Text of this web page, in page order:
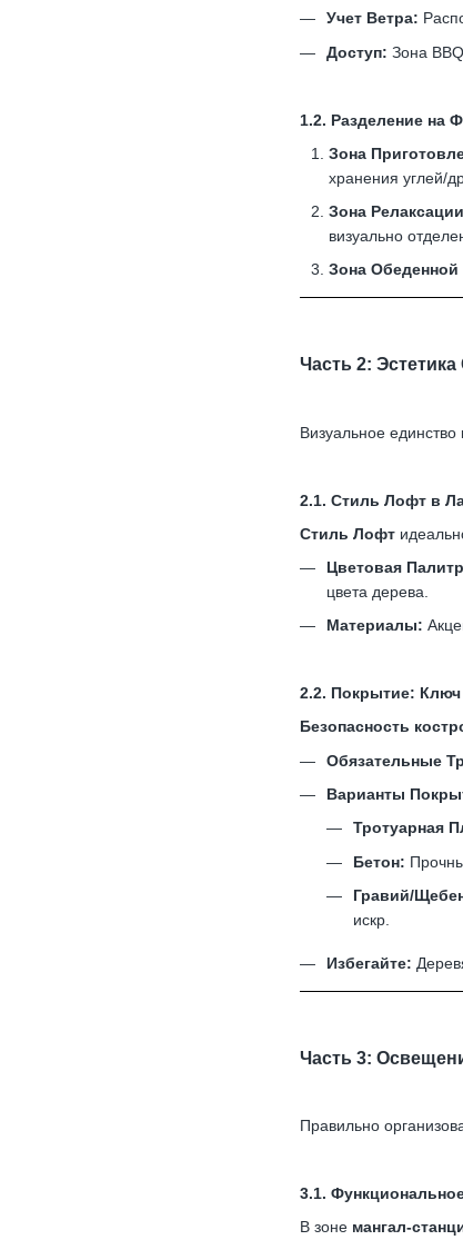
Учет Ветра:
Доступ: Зона
1.2. Разделение на
Зона
хранения углей/
Зона
визуально
Зона Обеденной
Часть 2:
Визуальное
2.1. Стиль Лофт в
Стиль Лофт
Цветовая
цвета дерева.
Материалы:
2.2. Покрытие: Ключ
Безопасность
Обязательные
Варианты
Тротуарная
Бетон:
Гравий/
искр.
Избегайте:
Часть 3:
Правильно
3.1.
В зоне мангал-